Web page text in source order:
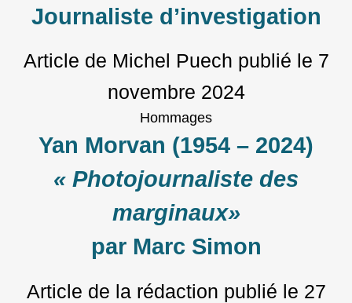
Journaliste d’investigation
Article de Michel Puech publié le 7
novembre 2024
Hommages
Yan Morvan (1954 – 2024)
« Photojournaliste des
marginaux»
par Marc Simon
Article de la rédaction publié le 27